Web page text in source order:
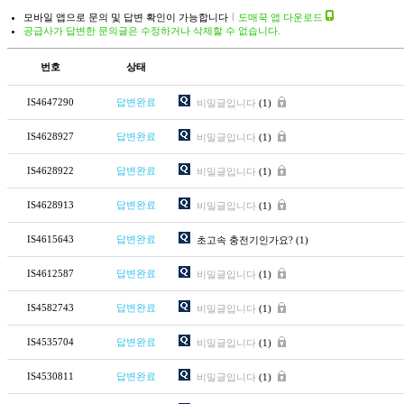
모바일 앱으로 문의 및 답변 확인이 가능합니다
도매꾹 앱 다운로드
공급사가 답변한 문의글은 수정하거나 삭제할 수 없습니다.
번호 상태
IS4647290 답변완료 비밀글입니다 (1)
IS4628927 답변완료 비밀글입니다 (1)
IS4628922 답변완료 비밀글입니다 (1)
IS4628913 답변완료 비밀글입니다 (1)
IS4615643 답변완료 초고속 충전기인가요? (1)
IS4612587 답변완료 비밀글입니다 (1)
IS4582743 답변완료 비밀글입니다 (1)
IS4535704 답변완료 비밀글입니다 (1)
IS4530811 답변완료 비밀글입니다 (1)